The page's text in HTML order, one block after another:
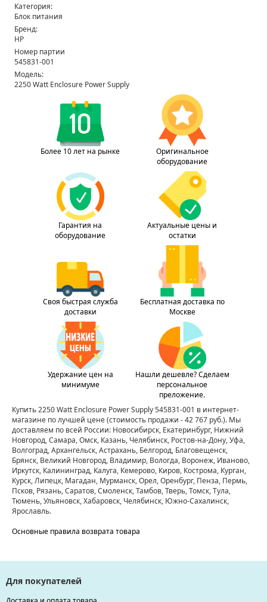
Категория:
Блок питания
Бренд:
HP
Номер партии
545831-001
Модель:
2250 Watt Enclosure Power Supply
Более 10 лет на рынке
Оригинальное
оборудование
Гарантия на
оборудование
Актуальные цены и
остатки
Своя быстрая служба
доставки
Бесплатная доставка по
Москве
Удержание цен на
минимуме
Нашли дешевле? Сделаем
персональное
преложение.
Купить 2250 Watt Enclosure Power Supply 545831-001 в интернет-
магазине по лучшей цене(стоимость продажи - 42 767 руб.). Мы
доставляем по всей России: Новосибирск, Екатеринбург, Нижний
Новгород, Самара, Омск, Казань, Челябинск, Ростов-на-Дону, Уфа,
Волгоград, Архангельск, Астрахань, Белгород, Благовещенск,
Брянск, Великий Новгород, Владимир, Вологда, Воронеж, Иваново,
Иркутск, Калининград, Калуга, Кемерово, Киров, Кострома, Курган,
Курск, Липецк, Магадан, Мурманск, Орел, Оренбург, Пенза, Пермь,
Псков, Рязань, Саратов, Смоленск, Тамбов, Тверь, Томск, Тула,
Тюмень, Ульяновск, Хабаровск, Челябинск, Южно-Сахалинск,
Ярославль.
Основные правила возврата товара
Для покупателей